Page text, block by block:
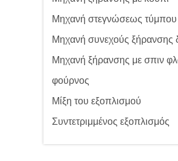
Μηχανή στεγνώσεως τύμπου
Μηχανή συνεχούς ξήρανσης
Μηχανή ξήρανσης με σπιν
φούρνος
Μίξη του εξοπλισμού
Συντετριμμένος εξοπλισμός